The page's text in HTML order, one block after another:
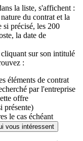
la liste, s'affichent :
du contrat et la
si précisé, les 200
la date de
sur son intitulé
:
éléments de contrat
par l'entreprise
offre
présente)
le cas échéant
vous intéressent